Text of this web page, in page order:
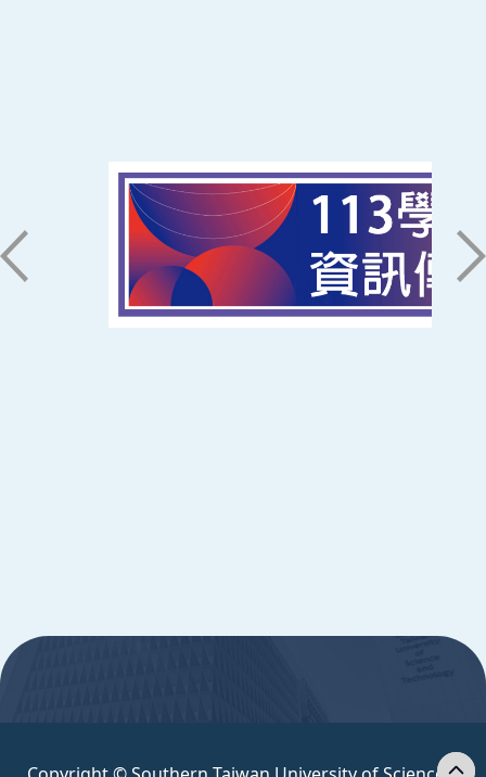
71005 台南市永康區南台街一號
06-2533131 ext. 7101
ic@stust.edu.tw
辦公時間